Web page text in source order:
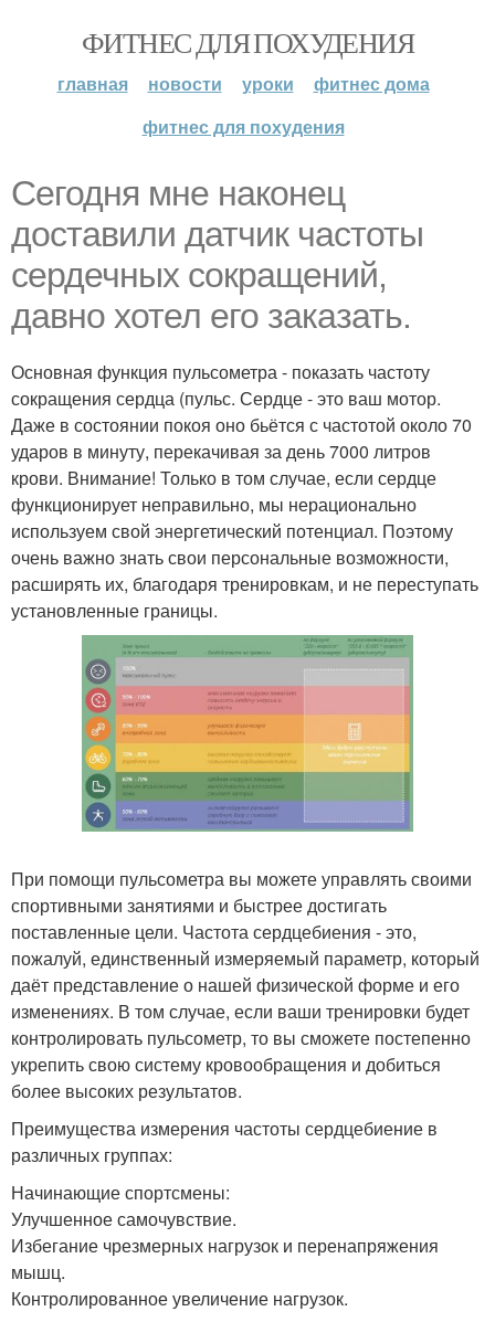
ФИТНЕС ДЛЯ ПОХУДЕНИЯ
главная новости уроки
фитнес дома
фитнес для похудения
Сегодня мне наконец
доставили датчик частоты
сердечных сокращений,
давно хотел его заказать.
Основная функция пульсометра - показать частоту
сокращения сердца (пульс. Сердце - это ваш мотор.
Даже в состоянии покоя оно бьётся с частотой около 70
ударов в минуту, перекачивая за день 7000 литров
крови. Внимание! Только в том случае, если сердце
функционирует неправильно, мы нерационально
используем свой энергетический потенциал. Поэтому
очень важно знать свои персональные возможности,
расширять их, благодаря тренировкам, и не переступать
установленные границы.
При помощи пульсометра вы можете управлять своими
спортивными занятиями и быстрее достигать
поставленные цели. Частота сердцебиения - это,
пожалуй, единственный измеряемый параметр, который
даёт представление о нашей физической форме и его
изменениях. В том случае, если ваши тренировки будет
контролировать пульсометр, то вы сможете постепенно
укрепить свою систему кровообращения и добиться
более высоких результатов.
Преимущества измерения частоты сердцебиение в
различных группах:
Начинающие спортсмены:
Улучшенное самочувствие.
Избегание чрезмерных нагрузок и перенапряжения
мышц.
Контролированное увеличение нагрузок.